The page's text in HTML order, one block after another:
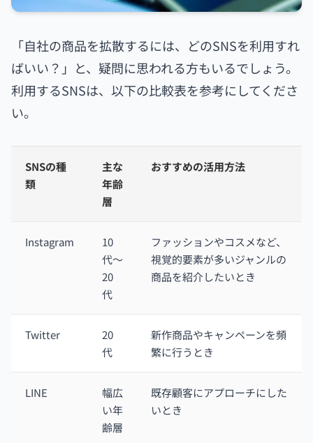
「自社の商品を拡散するには、どのSNSを利用すれ
ばいい？」と、疑問に思われる方もいるでしょう。
利用するSNSは、以下の比較表を参考にしてくださ
い。
SNSの種
類
主な
年齢
層
おすすめの活用方法
Instagram
10
代〜
20
代
ファッションやコスメなど、
視覚的要素が多いジャンルの
商品を紹介したいとき
Twitter
20
代
新作商品やキャンペーンを頻
繁に行うとき
LINE
幅広
い年
齢層
既存顧客にアプローチにした
いとき